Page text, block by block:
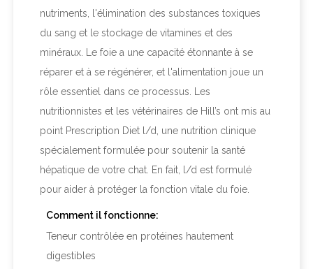
nutriments, l'élimination des substances toxiques
du sang et le stockage de vitamines et des
minéraux. Le foie a une capacité étonnante à se
réparer et à se régénérer, et l'alimentation joue un
rôle essentiel dans ce processus. Les
nutritionnistes et les vétérinaires de Hill’s ont mis au
point Prescription Diet l/d
, une nutrition clinique
spécialement formulée pour soutenir la santé
hépatique de votre chat. En fait, l/d est formulé
pour aider à protéger la fonction vitale du foie.
Comment il fonctionne:
Teneur contrôlée en protéines hautement
digestibles